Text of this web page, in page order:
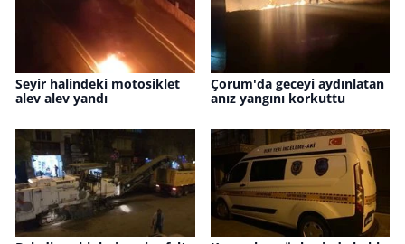
Seyir halindeki motosiklet
alev alev yandı
Çorum'da geceyi aydınlatan
anız yangını korkuttu